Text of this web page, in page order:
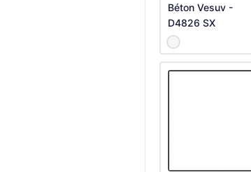
Béton Vesuv -
D4826 SX